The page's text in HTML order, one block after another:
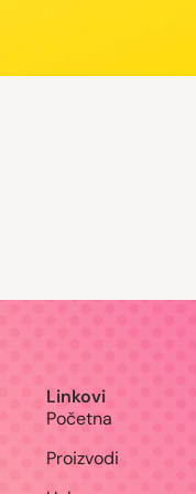
Linkovi
Početna
Proizvodi